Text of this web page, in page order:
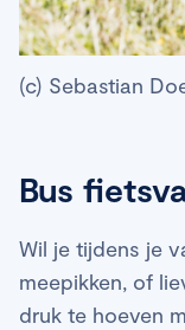
(c) Sebastian
Bus
Wil je tijdens je
meepikken, of
druk te hoeven